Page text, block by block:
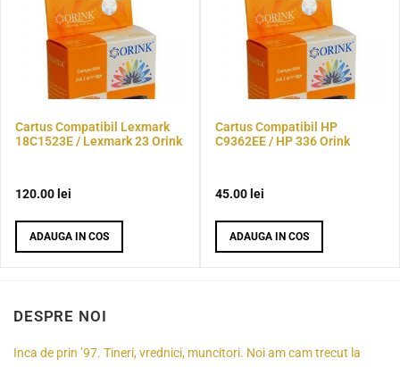
Cartus Compatibil Lexmark
18C1523E / Lexmark 23 Orink
120.00 lei
ADAUGA IN COS
Cartus Compatibil HP
C9362EE / HP 336 Orink
45.00 lei
ADAUGA IN COS
DESPRE NOI
Inca de prin ’97. Tineri, vrednici, muncitori. Noi am cam trecut la